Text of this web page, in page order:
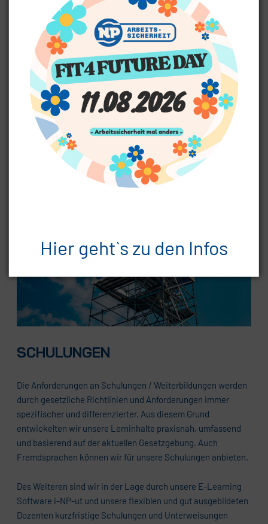
Wir, die NP Arbeitssicherheit GmbH, führen Prüfungen für
Ihre Arbeitsmittel Werkzeuge, Geräte, Maschinen oder
Anlagen etc. durch. Denn laut der
Betriebssicherheitsverordnung (BetrSichV) sind Sie als
Unternehmer verpflichtet nur sichere und geprüfte
Arbeitsmittel einzusetzen.
Damit Sie stets auf der sicheren Seite sind, können wir Sie
hier vollumfänglich betreuen. Denn wir führen neben den
Prüfungen durch unsere erfahrenen Prüfer auch die
Fristenüberwachung durch. Ebenfalls bieten wir einen „Drive
In“ für Prüftechnik an. Sie geben uns Ihre Arbeitsmittel und
bekommen diese geprüft zurück, selbstverständlich
SCHULUNGEN
Die Anforderungen an Schulungen / Weiterbildungen werden
durch gesetzliche Richtlinien und Anforderungen immer
spezifischer und differenzierter. Aus diesem Grund
entwickelten wir unsere Lerninhalte praxisnah, umfassend
und basierend auf der aktuellen Gesetzgebung. Auch
Fremdsprachen können wir für unsere Schulungen anbieten.
Des Weiteren sind wir in der Lage durch unsere E-Learning
Software i-NP-ut und unsere flexiblen und gut ausgebildeten
Dozenten kurzfristige Schulungen und Unterweisungen
Hier geht`s zu den Infos